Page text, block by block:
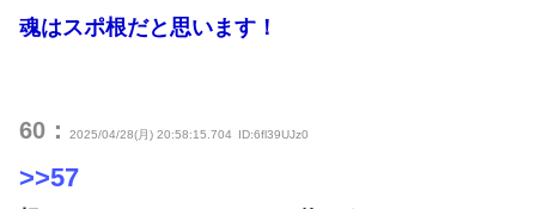
魂はスポ根だと思います！
60： 2025/04/28(月) 20:58:15.704 ID:6fl39UJz0
>>57